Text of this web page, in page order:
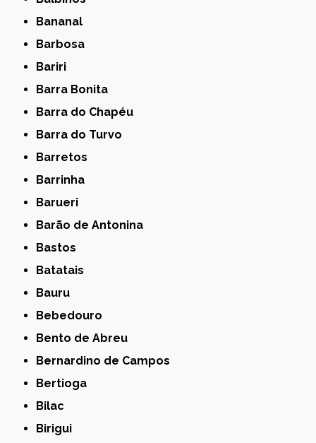
Bananal
Barbosa
Bariri
Barra Bonita
Barra do Chapéu
Barra do Turvo
Barretos
Barrinha
Barueri
Barão de Antonina
Bastos
Batatais
Bauru
Bebedouro
Bento de Abreu
Bernardino de Campos
Bertioga
Bilac
Birigui